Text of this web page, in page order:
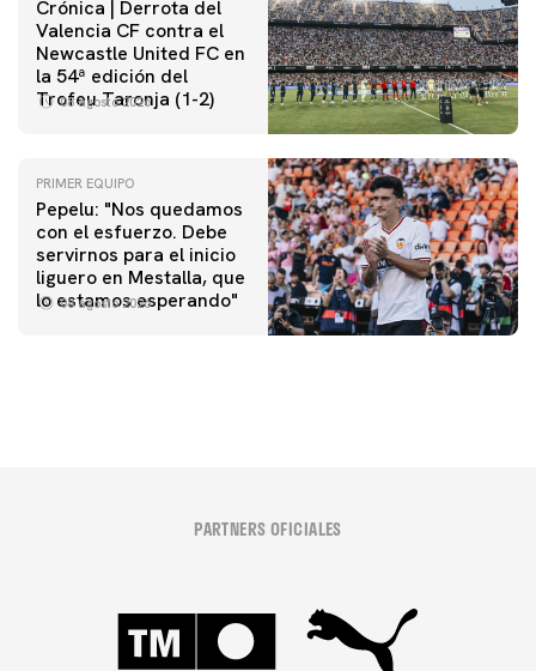
Crónica | Derrota del
Valencia CF contra el
Newcastle United FC en
la 54ª edición del
Trofeu Taronja (1-2)
08 agosto 2026
PRIMER EQUIPO
Pepelu: "Nos quedamos
con el esfuerzo. Debe
servirnos para el inicio
liguero en Mestalla, que
lo estamos esperando"
08 agosto 2026
PRIMER EQUIPO
Las fotos del Valencia CF-Newcastle United FC
PARTNERS OFICIALES